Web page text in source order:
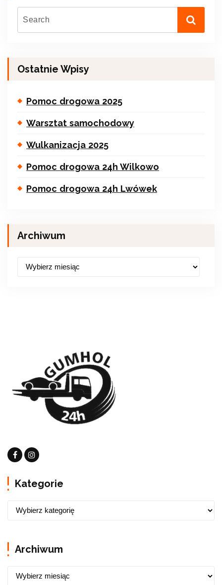
Ostatnie Wpisy
Pomoc drogowa 2025
Warsztat samochodowy
Wulkanizacja 2025
Pomoc drogowa 24h Wilkowo
Pomoc drogowa 24h Lwówek
Archiwum
Kategorie
Archiwum